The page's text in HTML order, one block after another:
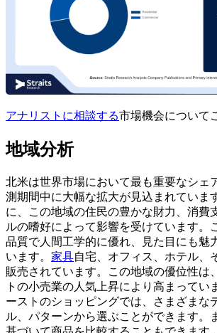
アナリストに相談する市場機会について
地域分析
北米は世界市場において最も重要なシェ
測期間中に大幅な拡大が見込まれていま
に、この地域の住民の豊かな財力、消費
ルの嗜好によって影響を受けています。
品質で人間工学的に優れ、見た目にも魅
います。 家具自宅、オフィス、ホテル、
販売されています。この地域の優位性は
トの小売業の人気上昇により高まってい
ーストのショッピングでは、さまざまな
ル、パターンから選ぶことができます。